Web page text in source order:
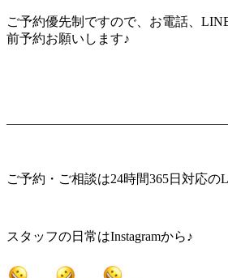
ご予約優先制ですので、お電話、
前予約お願いします♪
ご予約・ご相談は24時間365日対応の
スタッフの日常はInstagramから♪